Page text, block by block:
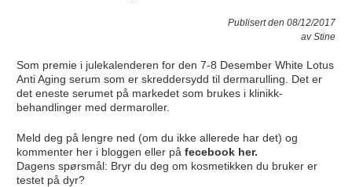
Publisert den 08/12/2017
avStine
Som premie i julekalenderen for den 7-8 Desember White Lotus
Anti Aging serum som er skreddersydd til dermarulling. Det er
det eneste serumet på markedet som brukes i klinikk-
behandlinger med dermaroller.
Meld deg på lengre ned (om du ikke allerede har det) og
kommenter her i bloggen eller på fecebook her.
Dagens spørsmål: Bryr du deg om kosmetikken du bruker er
testet på dyr?